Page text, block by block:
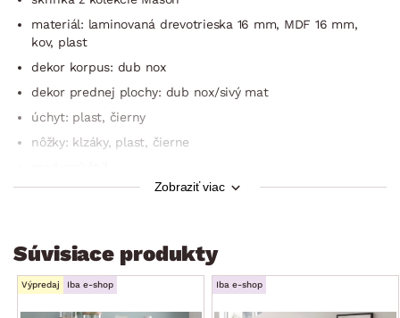
materiál: laminovaná drevotrieska 16 mm, MDF 16 mm,
kov, plast
dekor korpus: dub nox
dekor prednej plochy: dub nox/sivý mat
úchyt: plast, čierny
nôžky: klzáky, plast, čierne
horizontálne frézované línie
1× ľavé dvere (úložný priestor, 2× police)
1× pravé dvere (úložný priestor, 2× police)
certifikát výrobku FSC (drevený materiál pochádzajúci
z ekologicky obhospodarených certifikovaných le­sov)
Zobraziť viac
Súvisiace produkty
Výpredaj Iba e-shop Iba e-shop